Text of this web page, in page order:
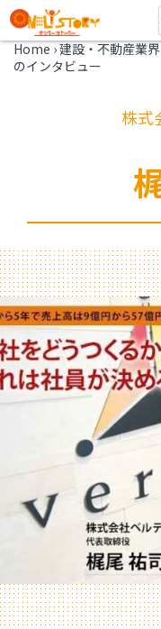
Home ›建設・不動産業界
のインタビュー
株式